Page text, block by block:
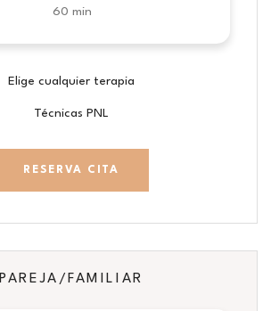
60 min
Elige cualquier terapia
Técnicas PNL
RESERVA CITA
PAREJA/FAMILIAR